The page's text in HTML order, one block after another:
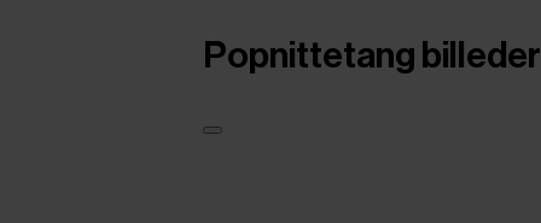
Popnittetang billeder